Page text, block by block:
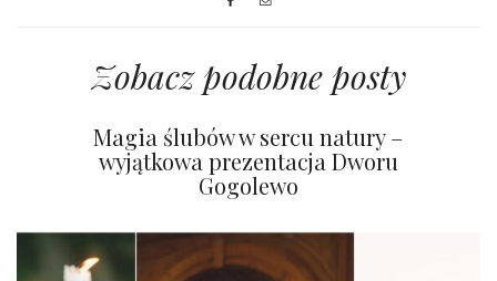
Zobacz podobne posty
Magia ślubów w sercu natury –
wyjątkowa prezentacja Dworu
Gogolewo